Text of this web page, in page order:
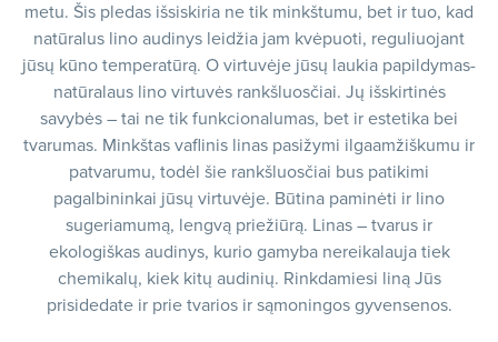
metu. Šis pledas išsiskiria ne tik minkštumu, bet ir tuo, kad
natūralus lino audinys leidžia jam kvėpuoti, reguliuojant
jūsų kūno temperatūrą. O virtuvėje jūsų laukia papildymas-
natūralaus lino virtuvės rankšluosčiai. Jų išskirtinės
savybės – tai ne tik funkcionalumas, bet ir estetika bei
tvarumas. Minkštas vaflinis linas pasižymi ilgaamžiškumu ir
patvarumu, todėl šie rankšluosčiai bus patikimi
pagalbininkai jūsų virtuvėje. Būtina paminėti ir lino
sugeriamumą, lengvą priežiūrą. Linas – tvarus ir
ekologiškas audinys, kurio gamyba nereikalauja tiek
chemikalų, kiek kitų audinių. Rinkdamiesi liną Jūs
prisidedate ir prie tvarios ir sąmoningos gyvensenos.